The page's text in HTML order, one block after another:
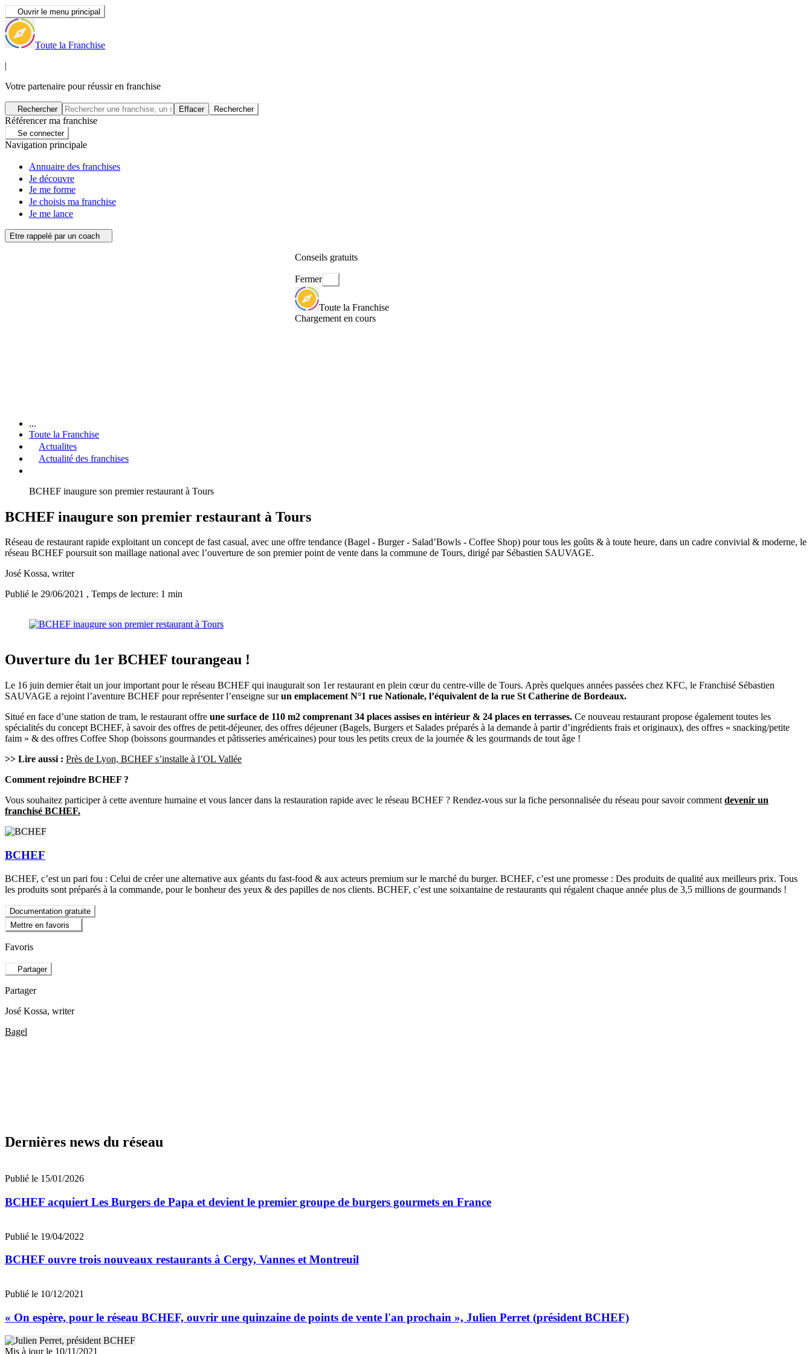
Ouvrir le menu principal
Toute la Franchise
|
Votre partenaire pour réussir en franchise
Rechercher Effacer Rechercher
Référencer ma franchise
Se connecter
Navigation principale
Annuaire des franchises
Je découvre
Je me forme
Je choisis ma franchise
Je me lance
Etre rappelé par un coach
Conseils gratuits
Fermer
Toute la Franchise
Chargement en cours
...
Toute la Franchise
Actualites
Actualité des franchises
BCHEF inaugure son premier restaurant à Tours
BCHEF inaugure son premier restaurant à Tours
Réseau de restaurant rapide exploitant un concept de fast casual, avec une offre tendance (Bagel - Burger - Salad’Bowls - Coffee Shop) pour tous les goûts & à toute heure, dans un cadre convivial & moderne, le
réseau BCHEF poursuit son maillage national avec l’ouverture de son premier point de vente dans la commune de Tours, dirigé par Sébastien SAUVAGE.
José Kossa, writer
Publié le 29/06/2021 , Temps de lecture: 1 min
Ouverture du 1er BCHEF tourangeau !
Le 16 juin dernier était un jour important pour le réseau BCHEF qui inaugurait son 1er restaurant en plein cœur du centre-ville de Tours. Après quelques années passées chez KFC, le Franchisé Sébastien
SAUVAGE a rejoint l’aventure BCHEF pour représenter l’enseigne surun emplacement N°1 rue Nationale, l’équivalent de la rue St Catherine de Bordeaux.
Situé en face d’une station de tram, le restaurant offre une surface de 110 m2 comprenant 34 places assises en intérieur & 24 places en terrasses. Ce nouveau restaurant propose également toutes les
spécialités du concept BCHEF, à savoir des offres de petit-déjeuner, des offres déjeuner (Bagels, Burgers et Salades préparés à la demande à partir d’ingrédients frais et originaux), des offres « snacking/petite
faim » & des offres Coffee Shop (boissons gourmandes et pâtisseries américaines) pour tous les petits creux de la journée & les gourmands de tout âge !
>> Lire aussi : Près de Lyon, BCHEF s’installe à l’OL Vallée
Comment rejoindre BCHEF ?
Vous souhaitez participer à cette aventure humaine et vous lancer dans la restauration rapide avec le réseau BCHEF ? Rendez-vous sur la fiche personnalisée du réseau pour savoir comment devenir un
franchisé BCHEF.
BCHEF
BCHEF, c’est un pari fou : Celui de créer une alternative aux géants du fast-food & aux acteurs premium sur le marché du burger. BCHEF, c’est une promesse : Des produits de qualité aux meilleurs prix. Tous
les produits sont préparés à la commande, pour le bonheur des yeux & des papilles de nos clients. BCHEF, c’est une soixantaine de restaurants qui régalent chaque année plus de 3,5 millions de gourmands !
Documentation gratuite
Mettre en favoris
Favoris
Partager
Partager
José Kossa, writer
Bagel
Dernières news du réseau
Publié le 15/01/2026
BCHEF acquiert Les Burgers de Papa et devient le premier groupe de burgers gourmets en France
Publié le 19/04/2022
BCHEF ouvre trois nouveaux restaurants à Cergy, Vannes et Montreuil
Publié le 10/12/2021
« On espère, pour le réseau BCHEF, ouvrir une quinzaine de points de vente l'an prochain », Julien Perret (président BCHEF)
Mis à jour le 10/11/2021